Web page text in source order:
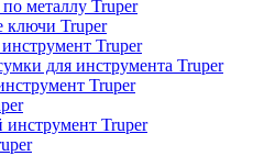
металлу Truper
ключи Truper
Truper
для инструмента Truper
Truper
Truper